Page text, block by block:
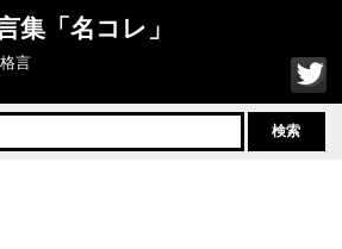
集「名コレ」
言